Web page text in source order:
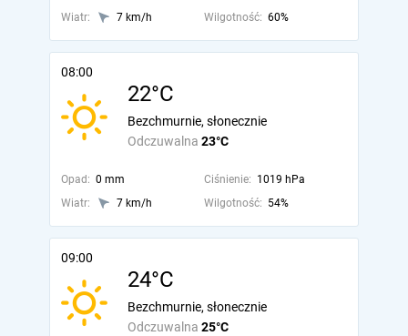
Wiatr: 7 km/h Wilgotność: 60%
08:00
22°C
Odczuwalna 23°C
Bezchmurnie, słonecznie
Opad: 0 mm Ciśnienie: 1019 hPa
Wiatr:
7 km/h Wilgotność: 54%
09:00
24°C
Odczuwalna 25°C
Bezchmurnie, słonecznie